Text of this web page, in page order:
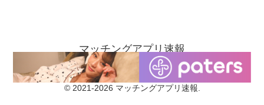
マッチングアプリ速報
お問い合わせ 当ブログについて
© 2021-2026 マッチングアプリ速報.